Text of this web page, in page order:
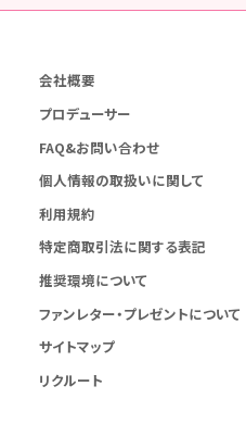
会社概要
プロデューサー
FAQ&お問い合わせ
個人情報の取扱いに関して
利用規約
特定商取引法に関する表記
推奨環境について
ファンレター・プレゼントについて
サイトマップ
リクルート